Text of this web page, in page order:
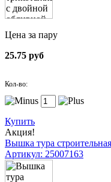
Цена за пару
25.75 руб
Кол-во:
Купить
Акция!
Вышка тура
Артикул: 25007163